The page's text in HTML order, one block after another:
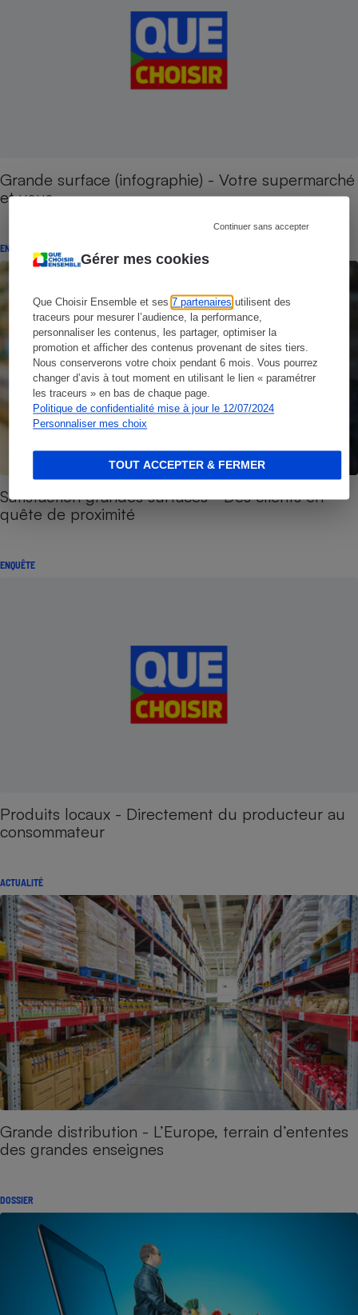
Gérer mes cookies
Que Choisir Ensemble et ses7 partenaires utilisent des
traceurs pour mesurer l’audience, la performance,
personnaliser les contenus, les partager, optimiser la
promotion et afficher des contenus provenant de sites tiers.
Nous conserverons votre choix pendant 6 mois. Vous pourrez
changer d’avis à tout moment en utilisant le lien « paramétrer
les traceurs » en bas de chaque page.
Politique de confidentialité mise à jour le 12/07/2024
Personnaliser mes choix
Continuer sans accepter
TOUT ACCEPTER & FERMER
Grande surface (infographie) - Votre supermarché
et vous
ENQUÊTE
Satisfaction grandes surfaces - Des clients en
quête de proximité
ENQUÊTE
Produits locaux - Directement du producteur au
consommateur
ACTUALITÉ
Grande distribution - L’Europe, terrain d’ententes
des grandes enseignes
DOSSIER